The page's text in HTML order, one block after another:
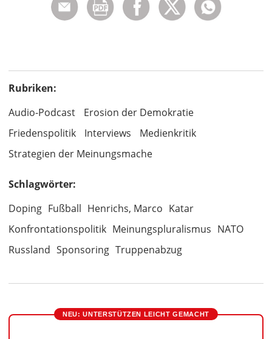
Rubriken:
Audio-Podcast
Erosion der Demokratie
Friedenspolitik
Interviews
Medienkritik
Strategien der Meinungsmache
Schlagwörter:
Doping Fußball Henrichs, Marco Katar
Konfrontationspolitik Meinungspluralismus NATO
Russland Sponsoring Truppenabzug
NEU: UNTERSTÜTZEN LEICHT GEMACHT